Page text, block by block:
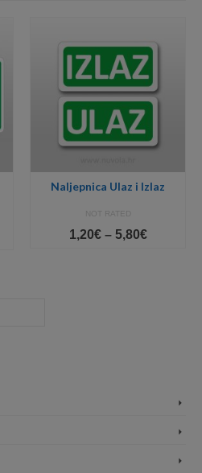
Naljepnica Ulaz i Izlaz
NOT RATED
1,20€ – 5,80€Price